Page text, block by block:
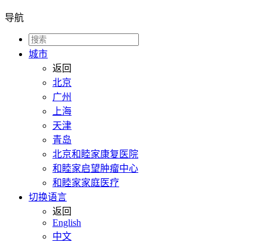
导航
城市
返回
北京
广州
上海
天津
青岛
北京和睦家康复医院
和睦家启望肿瘤中心
和睦家家庭医疗
切换语言
返回
English
中文